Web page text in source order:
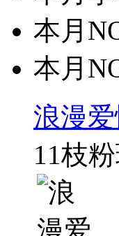
本月
本月
浪漫
11枝